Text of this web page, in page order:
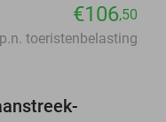
€106,50
toeristenbelasting